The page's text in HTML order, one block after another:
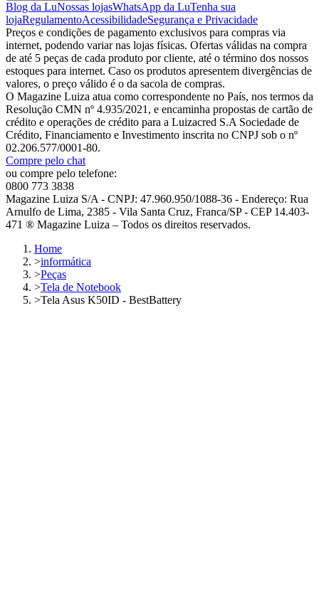
Blog da LuNossas lojasWhatsApp da LuTenha sua
lojaRegulamentoAcessibilidadeSegurança e Privacidade
Preços e condições de pagamento exclusivos para compras via
internet, podendo variar nas lojas físicas. Ofertas válidas na compra
de até 5 peças de cada produto por cliente, até o término dos nossos
estoques para internet. Caso os produtos apresentem divergências de
valores, o preço válido é o da sacola de compras.
O Magazine Luiza atua como correspondente no País, nos termos da
Resolução CMN nº 4.935/2021, e encaminha propostas de cartão de
crédito e operações de crédito para a Luizacred S.A Sociedade de
Crédito, Financiamento e Investimento inscrita no CNPJ sob o nº
02.206.577/0001-80.
Compre pelo chat
ou compre pelo telefone:
0800 773 3838
Magazine Luiza S/A - CNPJ: 47.960.950/1088-36 - Endereço: Rua
Arnulfo de Lima, 2385 - Vila Santa Cruz, Franca/SP - CEP 14.403-
471 ® Magazine Luiza – Todos os direitos reservados.
Home
>informática
>Peças
>Tela de Notebook
>Tela Asus K50ID - BestBattery